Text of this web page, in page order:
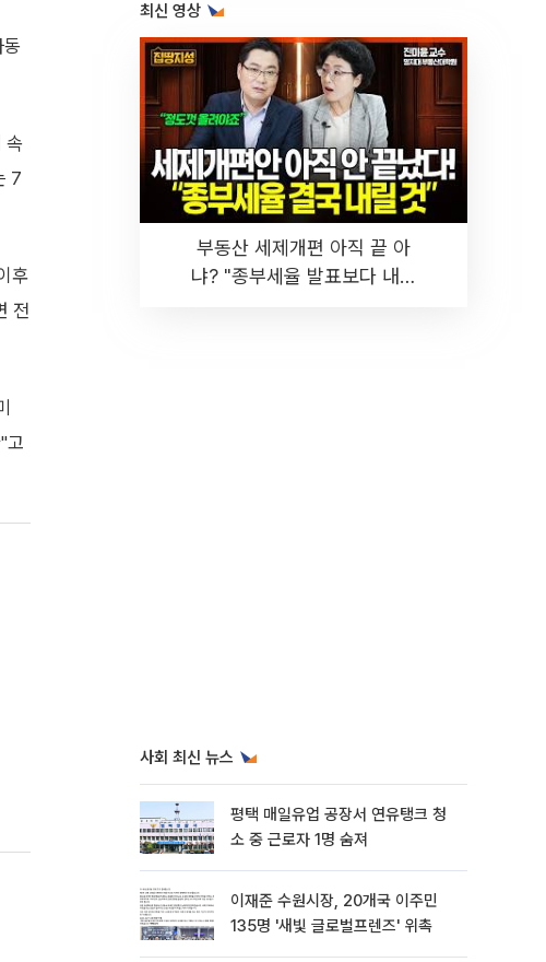
속
7
후
전
고
최신 영상
부동산 세제개편 아직 끝 아
냐? "종부세율 발표보다 내릴
사회 최신 뉴스
평택 매일유업 공장서 연유탱크 청
소 중 근로자 1명 숨져
이재준 수원시장, 20개국 이주민
135명 '새빛 글로벌프렌즈' 위촉